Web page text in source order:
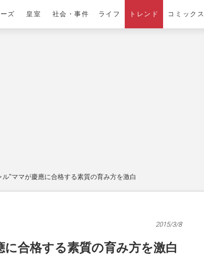
ズ 皇室 社会・事件 ライフ トレンド コミックス
ル"ママが慶應に合格する素質の育み方を激白
2015/3/8
合格する素質の育み方を激白